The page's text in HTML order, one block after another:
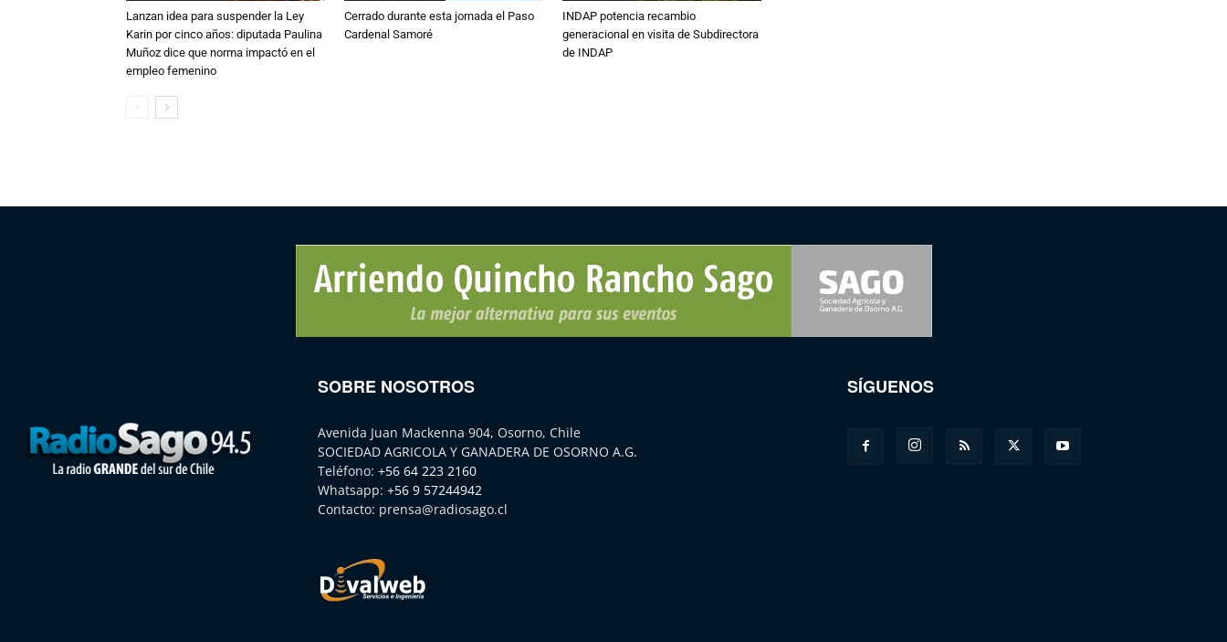
Lanzan idea para suspender la Ley
Karin por cinco años: diputada Paulina
Muñoz dice que norma impactó en el
empleo femenino
Cerrado durante esta jornada el Paso
Cardenal Samoré
INDAP potencia recambio
generacional en visita de Subdirectora
de INDAP
SOBRE NOSOTROS
Avenida Juan Mackenna 904, Osorno, Chile
SOCIEDAD AGRICOLA Y GANADERA DE OSORNO A.G.
Teléfono: +56 64 223 2160
Whatsapp: +56 9 57244942
Contacto: prensa@radiosago.cl
SÍGUENOS